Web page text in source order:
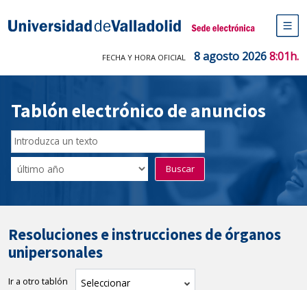
Sede electrónica Universidad de
de
FECHA Y HORA OFICIAL 8 agosto 20268:01h.
Tablón electrónico de anuncios
Buscador
del
Tablón
Filtro
de
Buscar
Resoluciones e instrucciones de órganos
unipersonales
Ir a otro tablón Seleccionar tablón